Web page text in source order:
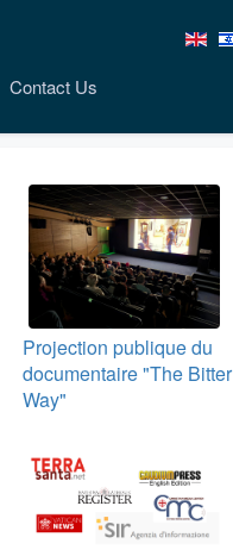
Contact Us
Projection publique du
documentaire "The Bitter
Way"